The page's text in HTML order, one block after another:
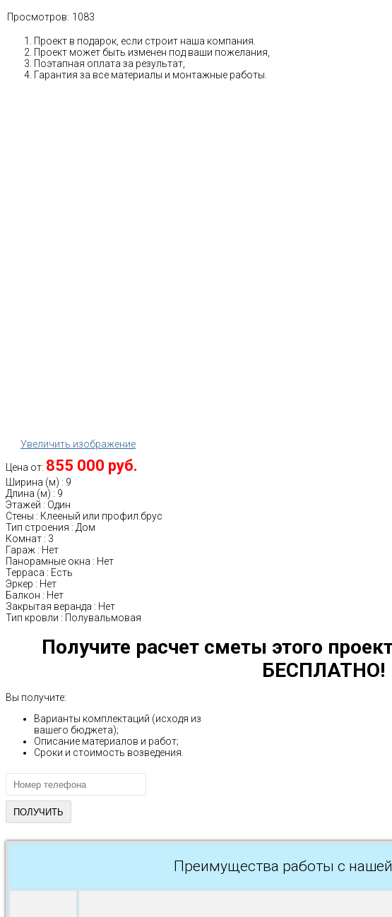
Просмотров: 1083
Проект в подарок, если строит наша компания.
Проект может быть изменен под ваши пожелания,
Поэтапная оплата за результат,
Гарантия за все материалы и монтажные работы.
Увеличить изображение
Цена от: 855 000 руб.
Ширина (м) : 9
Длина (м) : 9
Этажей : Один
Стены : Клееный или профил.брус
Тип строения : Дом
Комнат : 3
Гараж : Нет
Панорамные окна : Нет
Терраса : Есть
Эркер : Нет
Балкон : Нет
Закрытая веранда : Нет
Тип кровли : Полувальмовая
Получите расчет сметы этого
БЕСПЛАТНО!
Вы получите:
Варианты комплектаций (исходя из
вашего бюджета);
Описание материалов и работ;
Сроки и стоимость возведения.
Преимущества работы с